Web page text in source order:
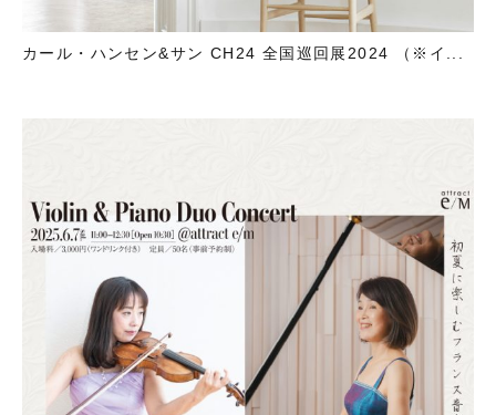
カール・ハンセン&サン CH24 全国巡回展2024 （※イ...